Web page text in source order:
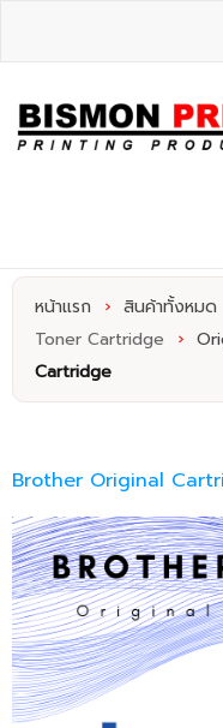
หน้าแรก › สินค้าทั้งหมด
Toner Cartridge
›
Cartridge
Brother Original